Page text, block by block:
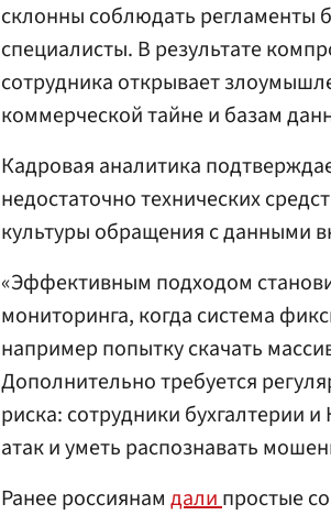
склонны соблюдать регламенты
специалисты. В результате
сотрудника открывает
коммерческой тайне и базам
Кадровая аналитика
недостаточно технических
культуры обращения с данными
«Эффективным подходом
мониторинга, когда система
например попытку скачать
Дополнительно требуется
риска: сотрудники бухгалтерии
атак и уметь распознавать
Ранее россиянам далипростые